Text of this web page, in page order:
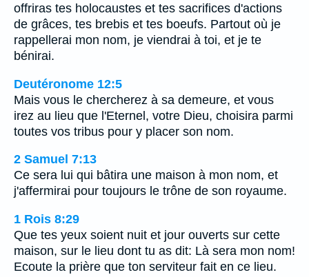
offriras tes holocaustes et tes sacrifices d'actions
de grâces, tes brebis et tes boeufs. Partout où je
rappellerai mon nom, je viendrai à toi, et je te
bénirai.
Deutéronome 12:5
Mais vous le chercherez à sa demeure, et vous
irez au lieu que l'Eternel, votre Dieu, choisira parmi
toutes vos tribus pour y placer son nom.
2 Samuel 7:13
Ce sera lui qui bâtira une maison à mon nom, et
j'affermirai pour toujours le trône de son royaume.
1 Rois 8:29
Que tes yeux soient nuit et jour ouverts sur cette
maison, sur le lieu dont tu as dit: Là sera mon nom!
Ecoute la prière que ton serviteur fait en ce lieu.